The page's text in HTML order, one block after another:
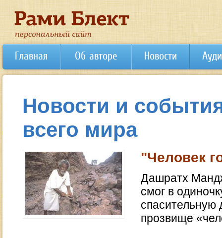
Главная Об авторе Новости
Новости и
всего мира
"Человек
Дашратх
смог в
спасительную
прозвище